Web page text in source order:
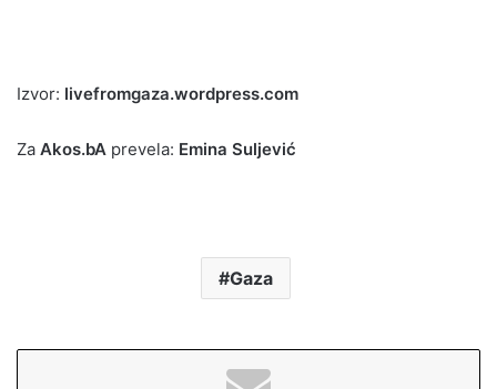
Izvor: livefromgaza.wordpress.com
Za Akos.bA prevela: Emina Suljević
Gaza